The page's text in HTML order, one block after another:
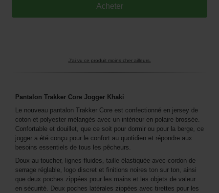
J'ai vu ce produit moins cher ailleurs.
Pantalon Trakker Core Jogger Khaki
Le nouveau pantalon Trakker Core est confectionné en jersey de
coton et polyester mélangés avec un intérieur en polaire brossée.
Confortable et douillet, que ce soit pour dormir ou pour la berge, ce
jogger a été conçu pour le confort au quotidien et répondre aux
besoins essentiels de tous les pêcheurs.
Doux au toucher, lignes fluides, taille élastiquée avec cordon de
serrage réglable, logo discret et finitions noires ton sur ton, ainsi
que deux poches zippées pour les mains et les objets de valeur
en sécurité. Deux poches latérales zippées avec tirettes pour les